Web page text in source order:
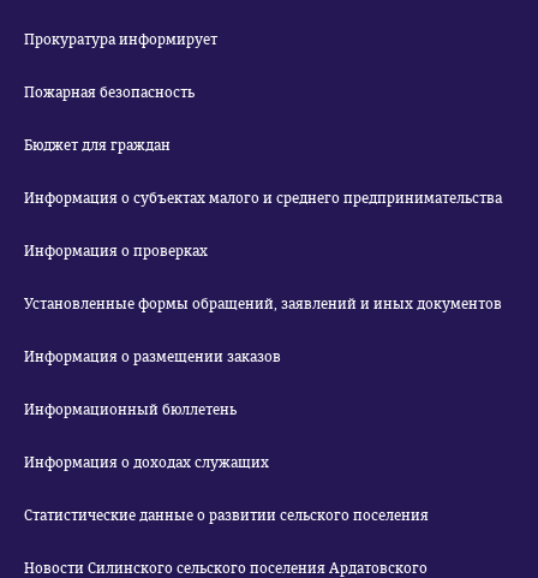
Прокуратура информирует
Пожарная безопасность
Бюджет для граждан
Информация о субъектах малого и среднего предпринимательства
Информация о проверках
Установленные формы обращений, заявлений и иных документов
Информация о размещении заказов
Информационный бюллетень
Информация о доходах служащих
Статистические данные о развитии сельского поселения
Новости Силинского сельского поселения Ардатовского